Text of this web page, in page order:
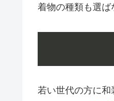
着物の種類も選ば
若い世代の方に和